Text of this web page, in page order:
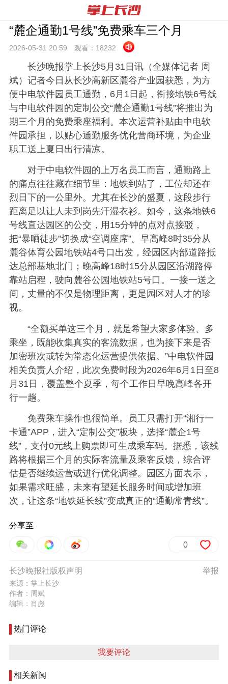
“麓企通勤1号线”免费乘车三个月
2026-05-31 20:59 观看： 18232
长沙晚报掌上长沙5月31日讯（全媒体记者 周
斌）记者今日从长沙高新区麓谷产业园获悉，为方
便中电软件园员工通勤，6月1日起，衔接地铁6号线
与中电软件园的定制公交“麓企通勤1号线”将推出为
期三个月的免费乘座福利。本次运营补贴由中电软
件园承担，以贴心通勤服务优化营商环境，为企业
职工送上夏日出行清凉。
对于中电软件园的上万名员工而言，通勤路上
的痛点往往藏在细节里：地铁到站了，工位却还在
烈日下的一公里外。尤其在长沙的盛夏，这段步行
距离足以让人未到岗先汗湿衣衫。如今，这条地铁6
号线直达园区的公交，用15分钟的点对点接驳，
把“暴晒徒步”切换成“空调座席”。早高峰8时35分从
麓谷体育公园地铁站4号口出发，经园区内部道路抵
达总部基地北门；晚高峰18时15分从园区沿湖路停
靠站启程，驶向麓谷公园地铁站5号口。一接一送之
间，丈量的不仅是物理距离，更是园区对人才的珍
视。
“全额买单这三个月，就是希望大家多体验、多
乘坐，既能收集真实的客流数据，也为接下来是否
加密班次或转为常态化运营提供依据。”中电软件园
相关负责人介绍，此次免费时段为2026年6月1日至8
月31日，覆盖整个夏季，每个工作日早晚高峰各开
行一趟。
免费乘车操作也很简单。员工只需打开“湘行一
卡通”APP，进入“定制公交”板块，选择“麓企1号
线”，支付0元线上购票即可生成乘车码。据悉，该线
路将根据三个月的实际客流量及乘客反馈，综合评
估是否继续运营或进行优化调整。园区方面表示，
如果需求旺盛，未来有望延长服务时间或增加班
次，让这条“地铁延长线”变成真正的“通勤常青线”。
分享至
0
举报
长沙晚报社版权声明
来源：掌上长沙
作者：周斌
编辑：肖彪
热门评论
我要评论
相关新闻